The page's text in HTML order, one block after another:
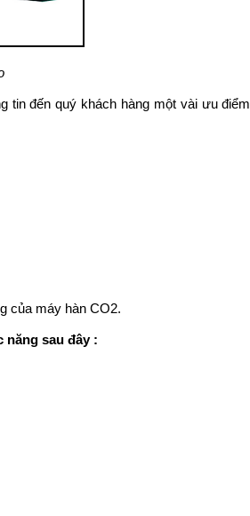
tin đến quý khách hàng một vài ưu điểm
của máy hàn CO2.
sau đây :